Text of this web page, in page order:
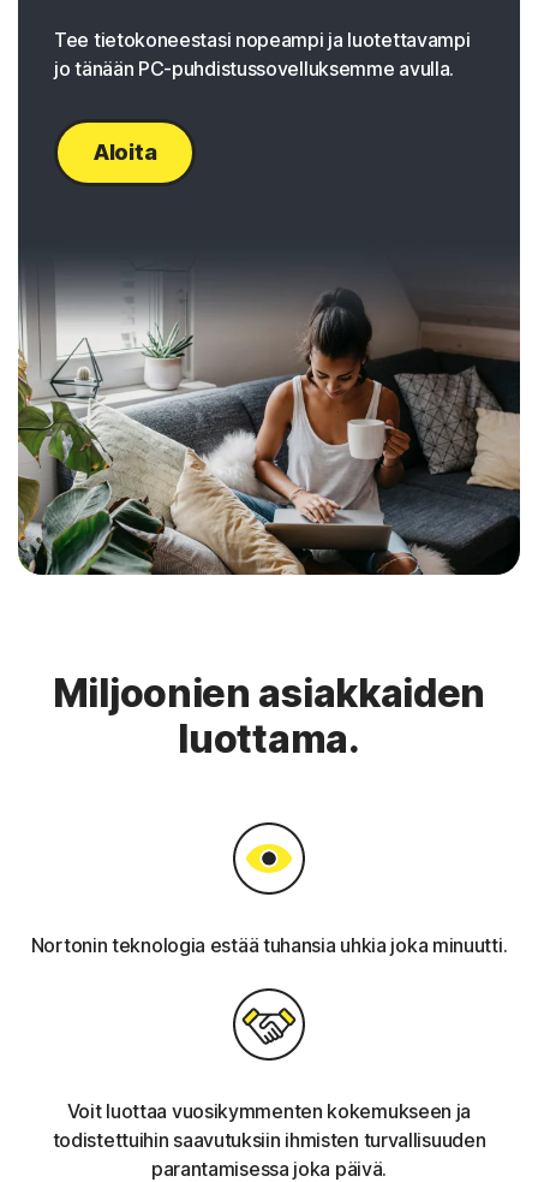
Tee tietokoneestasi nopeampi ja luotettavampi
jo tänään PC-puhdistussovelluksemme avulla.
Aloita
Miljoonien asiakkaiden
luottama.
Nortonin teknologia estää tuhansia uhkia joka minuutti.
Voit luottaa vuosikymmenten kokemukseen ja
todistettuihin saavutuksiin ihmisten turvallisuuden
parantamisessa joka päivä.